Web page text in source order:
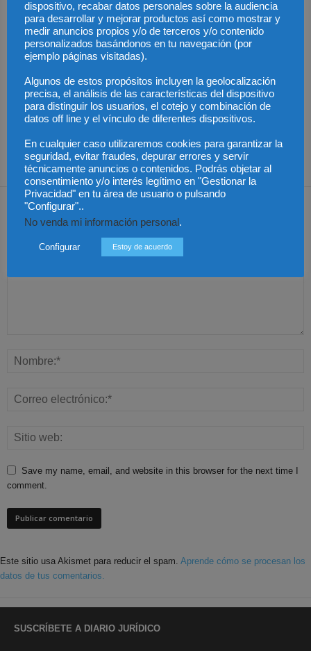
Artículos relacionados Más del autor
Las empresas se
exponen a
responsabilidades
penales por una
prevención deficiente
ante el calor extremo
Los trabajadores de
Groundforce en el
aeropuerto de
Barcelona inician
huelga indefinida:
¿pueden los pasajeros
compensación?
Publicado el aumento
de retribuciones de
abogados y
procuradores del Turno
Dejar una respuesta
Save my name, email, and website in this browser for the next time I
comment.
Este sitio usa Akismet para reducir el spam. Aprende cómo se procesan los
datos de tus comentarios.
SUSCRÍBETE A DIARIO JURÍDICO
dispositivo, recabar datos personales sobre la audiencia
para desarrollar y mejorar productos así como mostrar y
medir anuncios propios y/o de terceros y/o contenido
personalizados basándonos en tu navegación (por
ejemplo páginas visitadas).
Algunos de estos propósitos incluyen la geolocalización
precisa, el análisis de las características del dispositivo
para distinguir los usuarios, el cotejo y combinación de
datos off line y el vínculo de diferentes dispositivos.
En cualquier caso utilizaremos cookies para garantizar la
seguridad, evitar fraudes, depurar errores y servir
técnicamente anuncios o contenidos. Podrás objetar al
consentimiento y/o interés legítimo en "Gestionar la
Privacidad" en tu área de usuario o pulsando
"Configurar"..
No venda mi información personal .
Configurar Estoy de acuerdo